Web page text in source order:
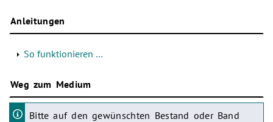
Anleitungen
So funktionieren …
Weg zum Medium
Bitte auf den gewünschten Bestand oder Band